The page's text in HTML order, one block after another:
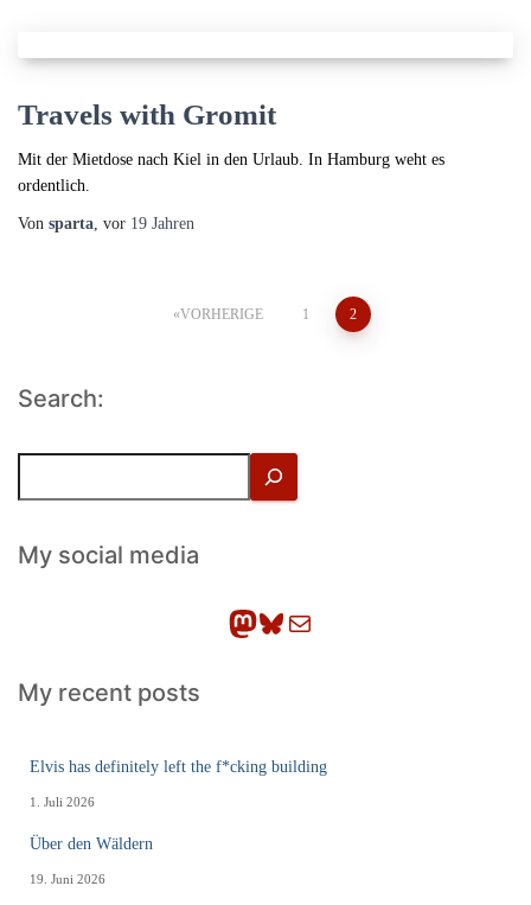
Travels with Gromit
Mit der Mietdose nach Kiel in den Urlaub. In Hamburg weht es
ordentlich.
Von sparta, vor 19 Jahren
Seitennummerierung
VORHERIGE 1 2
Search:
h
eMy social media
Mastodon Bluesky E-Mail
My recent posts
Elvis has definitely left the f*cking building
1. Juli 2026
Über den Wäldern
19. Juni 2026